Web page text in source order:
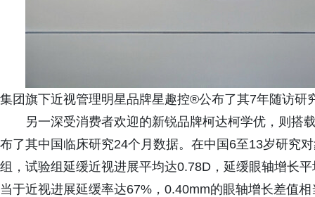
集团旗下近视管理明星品牌星趣控®公布了其7年随访研
另一深受消费者欢迎的新锐品牌柯达柯学优，则
布了其中国临床研究24个月数据。在中国6至13岁研究
组，试验组延缓近视进展平均达0.78D，延缓眼轴增长
当于近视进展延缓率达67%，0.40mm的眼轴增长差值